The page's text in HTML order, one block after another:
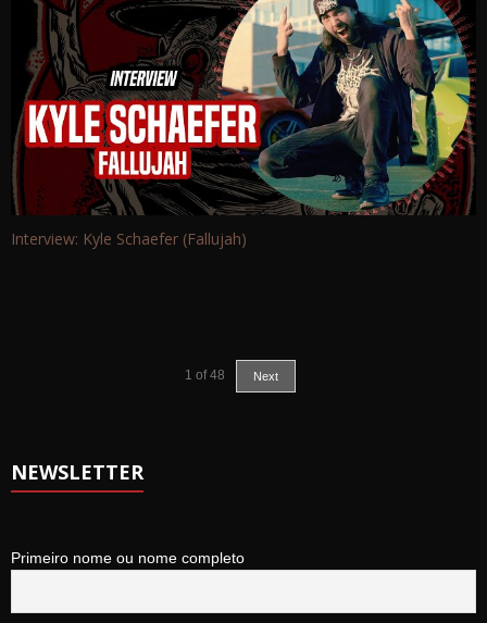
Interview: Kyle Schaefer (Fallujah)
1 of 48 Next
NEWSLETTER
Primeiro nome ou nome completo